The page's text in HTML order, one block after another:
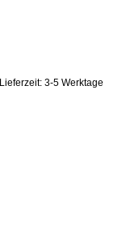
Lieferzeit: 3-5 Werktage